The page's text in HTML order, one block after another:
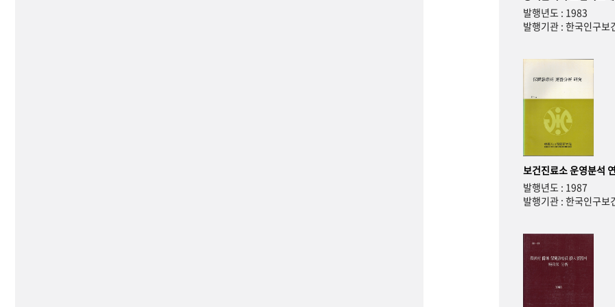
발행년도 : 1983
발행기관 : 한국인구보
보건진료소 운영분석
발행년도 : 1987
발행기관 : 한국인구보